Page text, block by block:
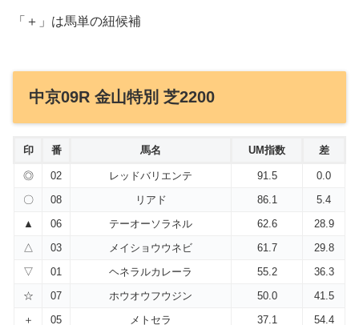
「＋」は馬単の紐候補
中京09R 金山特別 芝2200
印 番 馬名 UM指数 差
◎ 02 レッドバリエンテ 91.5
0.0
〇
08 リアド 86.1
5.4
▲
06 テーオーソラネル 62.6
28.9
△
03 メイショウウネビ 61.7
29.8
▽
01 ヘネラルカレーラ 55.2
36.3
☆
07 ホウオウフウジン 50.0
41.5
＋
05 メトセラ 37.1 54.4